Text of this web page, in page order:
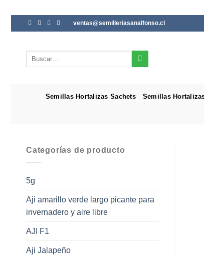
Saltar
al
ventas@semilleriasanalfonso.cl
Buscar
Semillas Hortalizas Sachets Semillas
Categorías de producto
5g
Aji amarillo verde largo picante para
invernadero y aire libre
AJI F1
Aji Jalapeño